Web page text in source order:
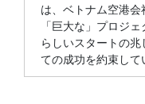
は、ベトナム空港
「巨大な」プロジ
らしいスタートの
ての成功を約束して